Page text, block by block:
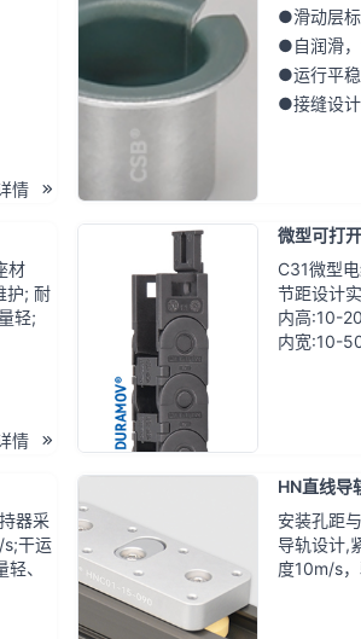
情
●滑动层
●自润滑
●运行平
●接缝设
材
护; 耐
轻;
情
微型可打
C31微型
节距设计
内高:10-
内宽:10-
器采
s;干运
、
HN直线导
安装孔距
导轨设计,
度10m/s